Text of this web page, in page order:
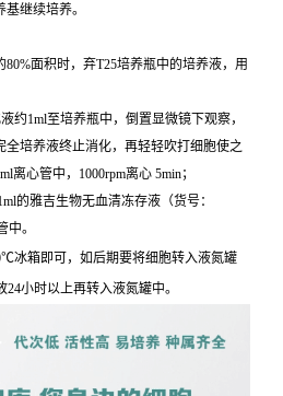
继续培养。
面积时，弃T25培养瓶中的培养液，用
约1ml至培养瓶中，倒置显微镜下观察，
全培养液终止消化，再轻轻吹打细胞使之
离心管中，1000rpm离心 5min；
的雅吉生物无血清冻存液（货号：
中。
冰箱即可，如后期要将细胞转入液氮罐
小时以上再转入液氮罐中。